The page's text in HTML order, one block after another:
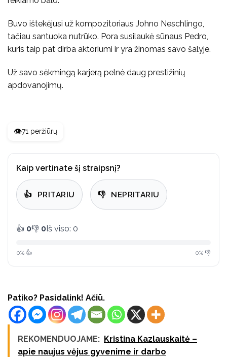
Buvo ištekėjusi už kompozitoriaus Johno Neschlingo,
tačiau santuoka nutrūko. Pora susilaukė sūnaus Pedro,
kuris taip pat dirba aktoriumi ir yra žinomas savo šalyje.
Už savo sėkmingą karjerą pelnė daug prestižinių
apdovanojimų.
👁️71 peržiūrų
Kaip vertinate šį straipsnį?
👍 PRITARIU 👎 NEPRITARIU
👍 0👎 0 Iš viso: 0
0% 👍 0% 👎
Patiko? Pasidalink! Ačiū.
REKOMENDUOJAME: Kristina Kazlauskaitė –
apie naujus vėjus gyvenime ir darbo